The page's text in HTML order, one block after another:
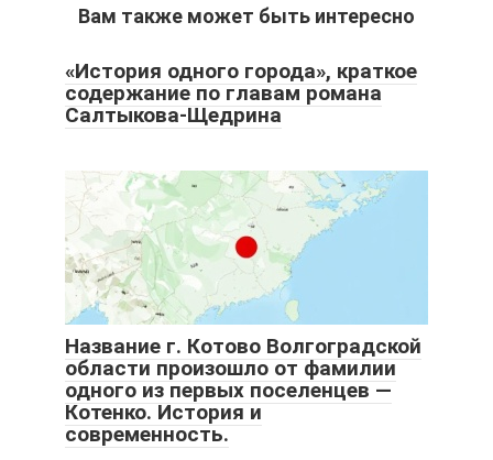
Вам также может быть интересно
«История одного города», краткое
содержание по главам романа
Салтыкова-Щедрина
Название г. Котово Волгоградской
области произошло от фамилии
одного из первых поселенцев —
Котенко. История и
современность.